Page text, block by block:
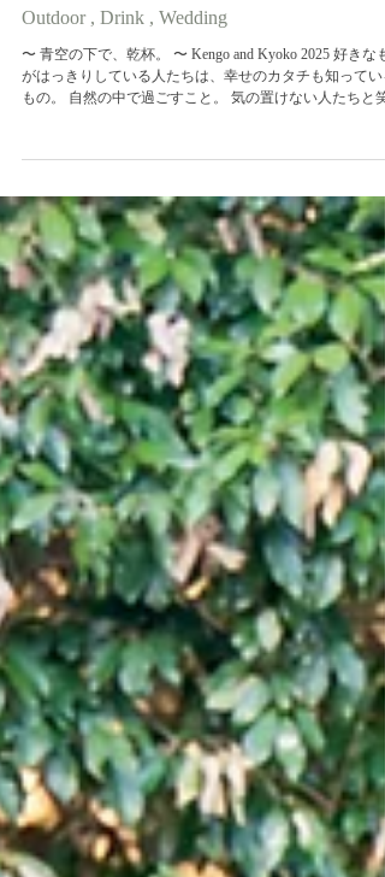
Outdoor , Drink , Wedding
〜 青空の下で、乾杯。 〜 Kengo and Kyoko 2025 好きな
む時間でした。 グラスの音が響くたび、祝福がまたひと
増えていく。 これは、乾杯のよく似合うおふたりの、と
も素敵な一日のお話です。 結婚式の朝は、いつも特別。
タッフ全員が新郎新婦のために動き、同じ景色を目指し
て、それぞれの持ち場で手を動かしていく。 時間との戦
でありながら、何もない場所に会場が生まれていくその
間には、ものづくりならではの高揚感があります。 この
は、その輪の中に愛用のテントを自ら設営するKengoさ
姿も。 いいチームで迎えた、最高のはじまりです。 外で
会場づくりが進み、部屋の中では、新婦のお支度が整っ
いく。 それぞれの場所で、今日という一日に向けた準備
進みます。 完成した景色の中で、はじめて向き合うおふ
り。 言葉より先